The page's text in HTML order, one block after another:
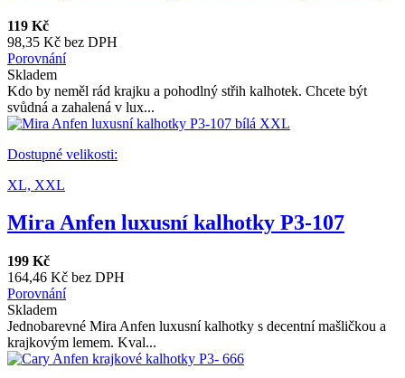
119 Kč
98,35 Kč bez DPH
Porovnání
Skladem
Kdo by neměl rád krajku a pohodlný střih kalhotek. Chcete být
svůdná a zahalená v lux...
Dostupné velikosti:
XL, XXL
Mira Anfen luxusní kalhotky P3-107
199 Kč
164,46 Kč bez DPH
Porovnání
Skladem
Jednobarevné Mira Anfen luxusní kalhotky s decentní mašličkou a
krajkovým lemem. Kval...